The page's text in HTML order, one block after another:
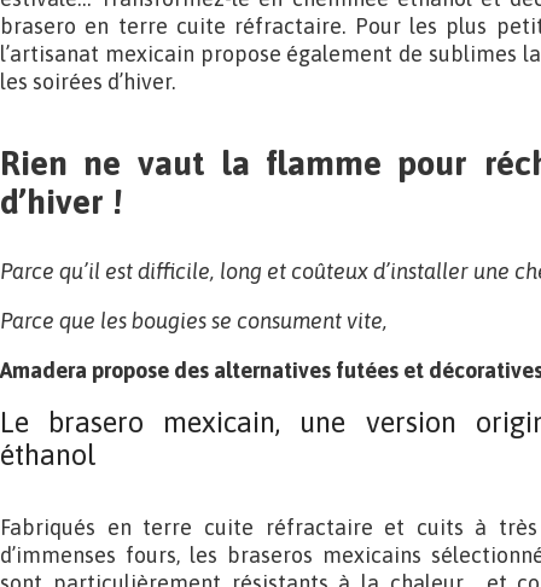
brasero en terre cuite réfractaire. Pour les plus
l’artisanat mexicain propose également de sublimes
les soirées d’hiver.
Rien ne vaut la flamme pour
d’hiver !
Parce qu’il est difficile, long et coûteux d’installer une
Parce que les bougies se consument vite,
Amadera propose des alternatives futées et
Le brasero mexicain, une version
éthanol
Fabriqués en terre cuite réfractaire et cuits à
d’immenses fours, les braseros mexicains